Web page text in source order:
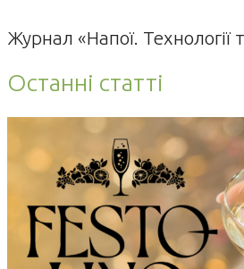
Журнал «Напої. Технології
Останні статті